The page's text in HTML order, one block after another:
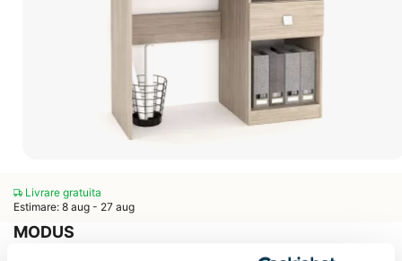
Livrare gratuita
Estimare: 8 aug - 27 aug
MODUS